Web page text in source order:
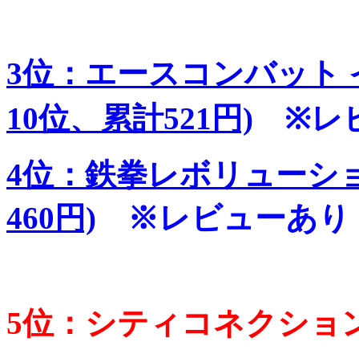
3位：エースコンバッ
10位、累計521円)
※レ
4位：鉄拳レボリュー
460円) ※レビューあり
5位：シティコネクシ